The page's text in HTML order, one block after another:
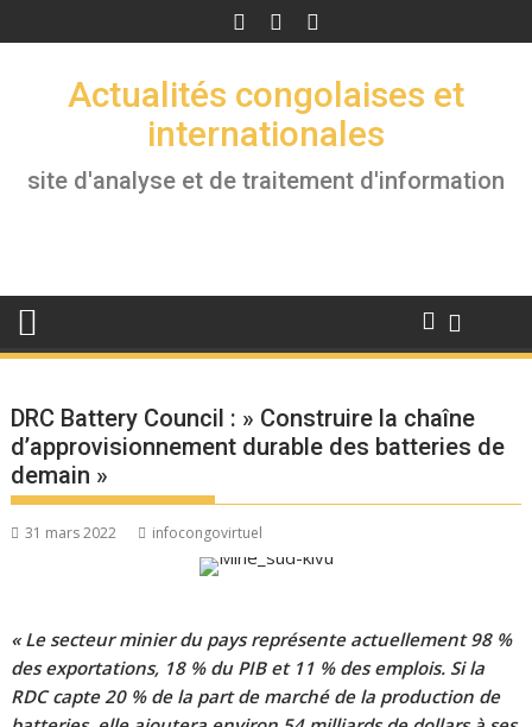
to
Actualités congolaises et
internationales
site d'analyse et de traitement d'information
DRC Battery Council : » Construire la chaîne
d’approvisionnement durable des batteries de
demain »
31 mars 2022 infocongovirtuel
« Le secteur minier du pays représente actuellement 98 %
des exportations, 18 % du PIB et 11 % des emplois. Si la
RDC capte 20 % de la part de marché de la production de